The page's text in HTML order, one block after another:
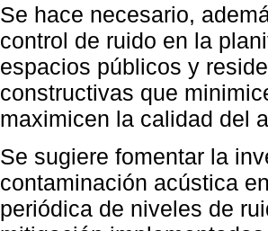
Se hace necesario,
control de ruido en la
espacios públicos y
constructivas que
maximicen la calidad del
Se sugiere fomentar la
contaminación acústica
periódica de niveles de